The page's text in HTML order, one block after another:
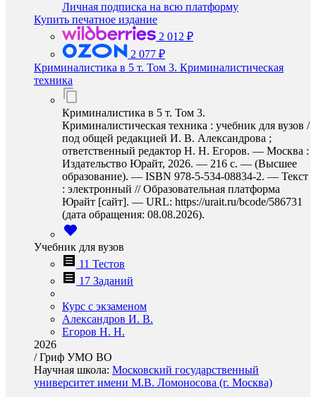
Личная подписка на всю платформу
Купить печатное издание
2 012 ₽
2 077 ₽
Криминалистика в 5 т. Том 3. Криминалистическая
техника
Криминалистика в 5 т. Том 3.
Криминалистическая техника : учебник для вузов /
под общей редакцией И. В. Александрова ;
ответственный редактор Н. Н. Егоров. — Москва :
Издательство Юрайт, 2026. — 216 с. — (Высшее
образование). — ISBN 978-5-534-08834-2. — Текст
: электронный // Образовательная платформа
Юрайт [сайт]. — URL: https://urait.ru/bcode/586731
(дата обращения: 08.08.2026).
Учебник для вузов
11 Тестов
17 Заданий
Курс с экзаменом
Александров И. В.
Егоров Н. Н.
2026
/Гриф УМО ВО
Научная школа: Московский государственный
университет имени М.В. Ломоносова (г. Москва)